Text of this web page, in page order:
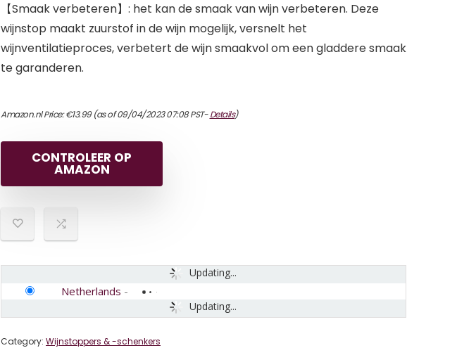
【Smaak verbeteren】: het kan de smaak van wijn verbeteren. Deze
wijnstop maakt zuurstof in de wijn mogelijk, versnelt het
wijnventilatieproces, verbetert de wijn smaakvol om een gladdere smaak
te garanderen.
Amazon.nl Price:€13.99(as of 09/04/2023 07:08 PST-Details)
CONTROLEER OP
AMAZON
Updating...
Updating...
Netherlands -
Category: Wijnstoppers & -schenkers